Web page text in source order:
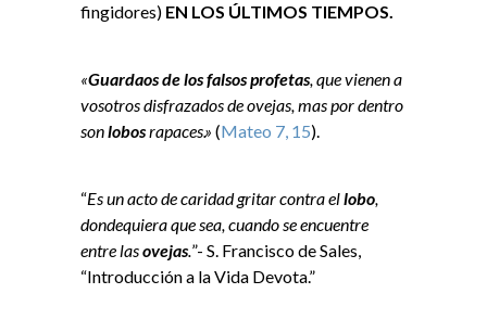
fingidores) EN LOS ÚLTIMOS TIEMPOS.
«Guardaos de los falsos profetas, que vienen a
vosotros disfrazados de ovejas, mas por dentro
sonlobosrapaces.» (Mateo 7, 15).
“Es un acto de caridad gritar contra ellobo,
dondequiera que sea, cuando se encuentre
entre lasovejas.”- S. Francisco de Sales,
“Introducción a la Vida Devota.”